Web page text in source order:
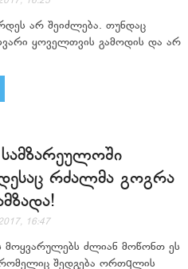
არ შეიძლება. თუნდაც
ყოველთვის გამოდის და არ
რძალმა გოგრა
16:47
მოყვარულებს ძლიან მოწონთ ეს
შედგება ორთqლის